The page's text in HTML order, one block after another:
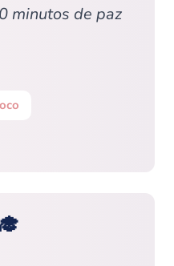
minutos de paz